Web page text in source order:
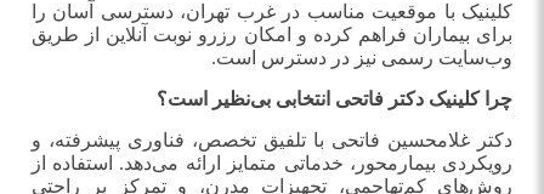
کلینیک با موقعیت مناسب در غرب تهران، دسترسی آسان را
برای بیماران فراهم کرده و امکان رزرو نوبت آنلاین از طریق
وب‌سایت رسمی نیز در دسترس است.
چرا کلینیک دکتر فاتحی انتخابی بی‌نظیر است؟
دکتر غلامحسین فاتحی با تلفیق تخصص، فناوری پیشرفته، و
رویکردی بیمارمحور، خدماتی متمایز ارائه می‌دهد. استفاده از
روش‌های کم‌تهاجمی، تجهیزات مدرن، و تمرکز بر راحتی